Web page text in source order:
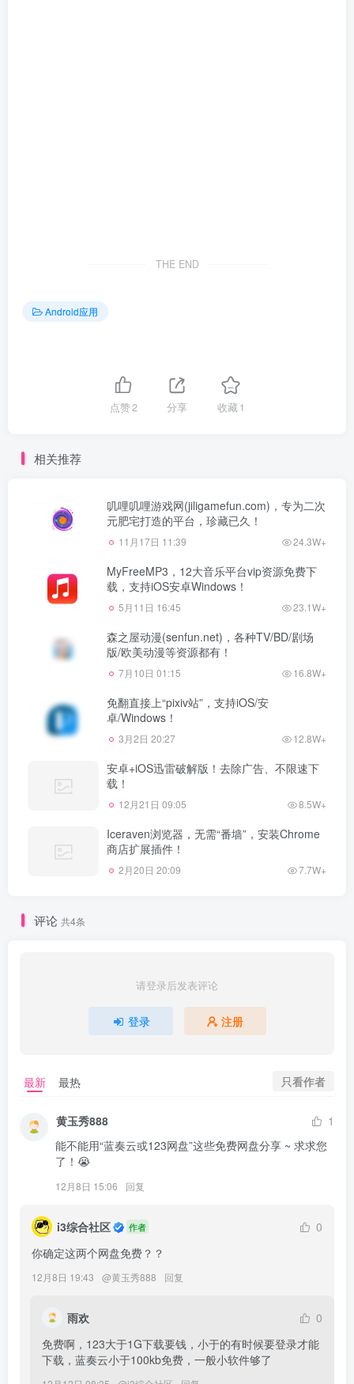
THE END
Android应用
点赞2 分享 收藏1
相关推荐
叽哩叽哩游戏网(jiligamefun.com)，专为二次
元肥宅打造的平台，珍藏已久！
11月17日 11:39 24.3W+
MyFreeMP3，12大音乐平台vip资源免费下
载，支持iOS安卓Windows！
5月11日 16:45 23.1W+
森之屋动漫(senfun.net)，各种TV/BD/剧场
版/欧美动漫等资源都有！
7月10日 01:15 16.8W+
免翻直接上“pixiv站”，支持iOS/安
卓/Windows！
3月2日 20:27 12.8W+
安卓+iOS迅雷破解版！去除广告、不限速下
载！
12月21日 09:05 8.5W+
Iceraven浏览器，无需“番墙”，安装Chrome
商店扩展插件！
2月20日 20:09 7.7W+
评论 共4条
请登录后发表评论
登录 注册
最新 最热 只看作者
黄玉秀888
1
能不能用“蓝奏云或123网盘”这些免费网盘分享 ~ 求求您
了！😭
12月8日 15:06 回复
i3综合社区 作者
0
你确定这两个网盘免费？？
12月8日 19:43 @黄玉秀888 回复
雨欢
0
免费啊，123大于1G下载要钱，小于的有时候要登录才能
下载，蓝奏云小于100kb免费，一般小软件够了